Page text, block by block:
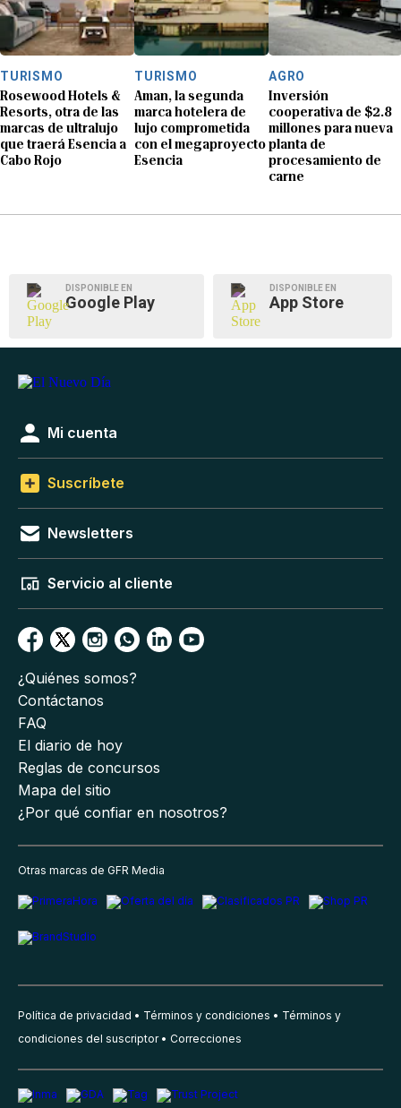
TURISMO
Rosewood Hotels &
Resorts, otra de las
marcas de ultralujo
que traerá Esencia a
Cabo Rojo
TURISMO
Aman, la segunda
marca hotelera de
lujo comprometida
con el megaproyecto
Esencia
AGRO
Inversión
cooperativa de $2.8
millones para nueva
planta de
procesamiento de
carne
DISPONIBLE EN
Google Play
DISPONIBLE EN
App Store
Mi cuenta
Suscríbete
Newsletters
Servicio al cliente
¿Quiénes somos?
Contáctanos
FAQ
El diario de hoy
Reglas de concursos
Mapa del sitio
¿Por qué confiar en nosotros?
Otras marcas de GFR Media
Política de privacidad Términos y condiciones
Términos y
condiciones del suscriptor
Correcciones